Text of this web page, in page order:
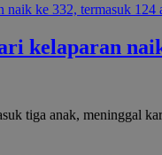
kelaparan
tiga anak, meninggal